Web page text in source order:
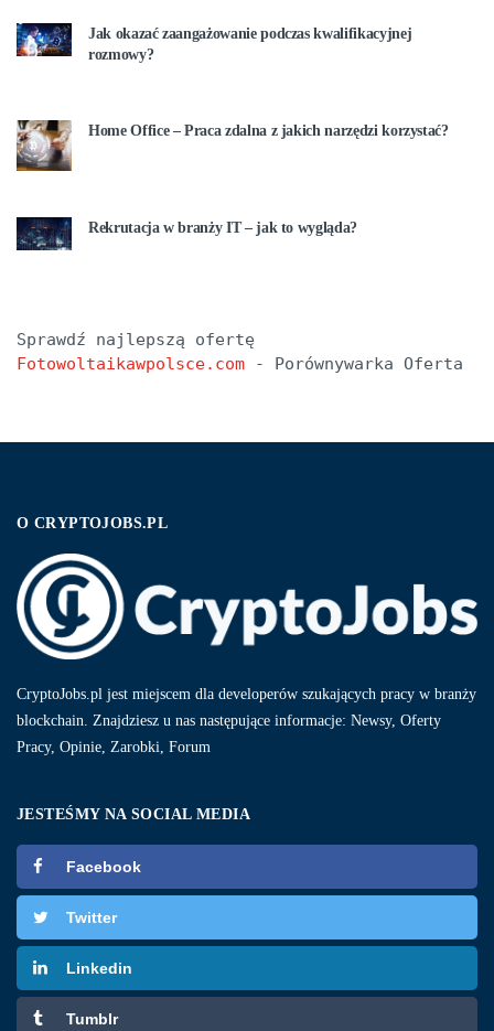
Jak okazać zaangażowanie podczas kwalifikacyjnej
rozmowy?
Home Office – Praca zdalna z jakich narzędzi korzystać?
Rekrutacja w branży IT – jak to wygląda?
Fotowoltaikawpolsce.com - Porównywarka Oferta
O CRYPTOJOBS.PL
CryptoJobs.pl jest miejscem dla developerów szukających pracy w branży
blockchain. Znajdziesz u nas następujące informacje: Newsy, Oferty
Pracy, Opinie, Zarobki, Forum
JESTEŚMY NA SOCIAL MEDIA
Facebook
Twitter
Linkedin
Tumblr